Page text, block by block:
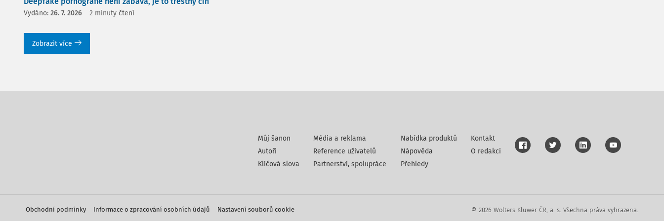
Vydáno: 26. 7. 2026 2 minuty čtení
Zobrazit více
Můj šanon
Autoři
Klíčová slova
Média a reklama
Reference uživatelů
Partnerství, spolupráce
Nabídka produktů
Nápověda
Přehledy
Kontakt
O redakci
© 2026 Wolters Kluwer ČR, a. s. Všechna práva vyhrazena.
Obchodní podmínky Informace o zpracování osobních údajů Nastavení souborů cookie